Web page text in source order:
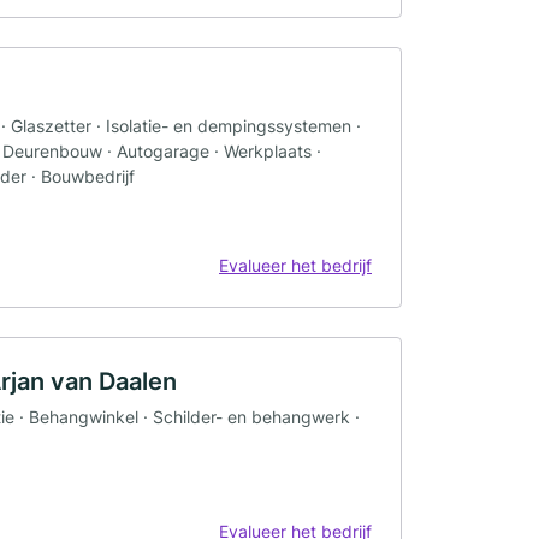
Glaszetter · Isolatie- en dempingssystemen ·
· Autogarage · Werkplaats ·
· Bouwbedrijf
Evalueer het bedrijf
van Daalen
· Behangwinkel · Schilder- en behangwerk ·
Evalueer het bedrijf